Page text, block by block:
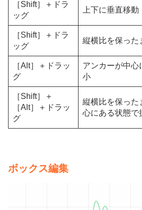
［Shift］＋ドラ
ッグ
上下に垂直移動
［Shift］＋ドラ
ッグ
縦横比を保った
［Alt］＋ドラッ
グ
アンカーが中心
小
［Shift］＋
［Alt］＋ドラッ
グ
縦横比を保った
心にある状態で
ボックス編集